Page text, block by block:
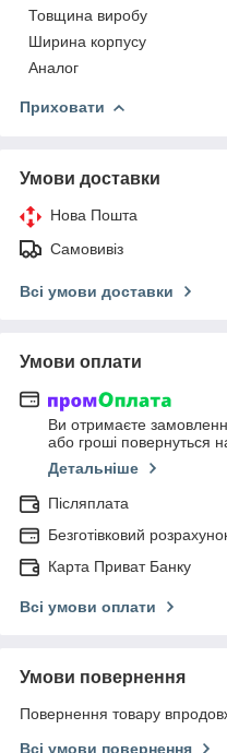
Товщина виробу
Ширина корпусу
Аналог
Приховати
Умови доставки
Нова Пошта
Самовивіз
Всі умови доставки
Умови оплати
Ви отримаєте
або гроші повернуться
Детальніше
Післяплата
Безготівковий
Карта Приват Банку
Всі умови оплати
Умови повернення
Повернення товару
Всі умови повернення